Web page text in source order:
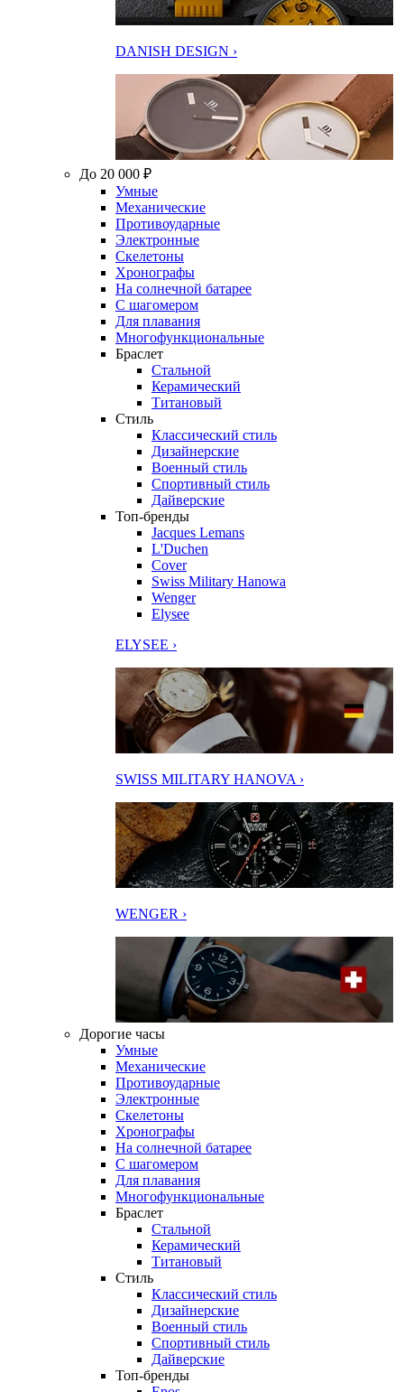
DANISH DESIGN ›
До 20 000 ₽
Умные
Механические
Противоударные
Электронные
Скелетоны
Хронографы
На солнечной батарее
С шагомером
Для плавания
Многофункциональные
Браслет
Стальной
Керамический
Титановый
Стиль
Классический стиль
Дизайнерские
Военный стиль
Спортивный стиль
Дайверские
Топ-бренды
Jacques Lemans
L'Duchen
Cover
Swiss Military Hanowa
Wenger
Elysee
ELYSEE ›
SWISS MILITARY HANOVA ›
WENGER ›
Дорогие часы
Умные
Механические
Противоударные
Электронные
Скелетоны
Хронографы
На солнечной батарее
С шагомером
Для плавания
Многофункциональные
Браслет
Стальной
Керамический
Титановый
Стиль
Классический стиль
Дизайнерские
Военный стиль
Спортивный стиль
Дайверские
Топ-бренды